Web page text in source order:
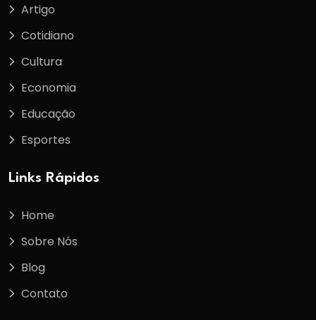
Artigo
Cotidiano
Cultura
Economia
Educação
Esportes
Links Rápidos
Home
Sobre Nós
Blog
Contato